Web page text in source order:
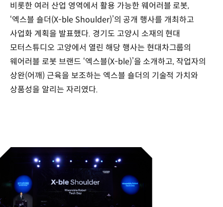
비롯한 여러 산업 영역에서 활용 가능한 웨어러블 로봇,
‘엑스블 숄더(X-ble Shoulder)’의 공개 행사를 개최하고
사업화 계획을 발표했다. 경기도 고양시 소재의 현대
모터스튜디오 고양에서 열린 해당 행사는 현대차그룹의
웨어러블 로봇 브랜드 ‘엑스블(X-ble)’을 소개하고, 작업자의
상완(어깨) 근육을 보조하는 엑스블 숄더의 기술적 가치와
상품성을 알리는 자리였다.